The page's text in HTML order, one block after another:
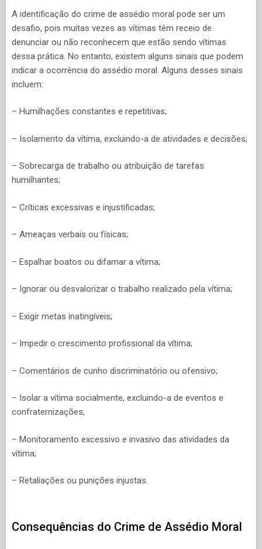
A identificação do crime de assédio moral pode ser um
desafio, pois muitas vezes as vítimas têm receio de
denunciar ou não reconhecem que estão sendo vítimas
dessa prática. No entanto, existem alguns sinais que podem
indicar a ocorrência do assédio moral. Alguns desses sinais
incluem:
– Humilhações constantes e repetitivas;
– Isolamento da vítima, excluindo-a de atividades e decisões;
– Sobrecarga de trabalho ou atribuição de tarefas
humilhantes;
– Críticas excessivas e injustificadas;
– Ameaças verbais ou físicas;
– Espalhar boatos ou difamar a vítima;
– Ignorar ou desvalorizar o trabalho realizado pela vítima;
– Exigir metas inatingíveis;
– Impedir o crescimento profissional da vítima;
– Comentários de cunho discriminatório ou ofensivo;
– Isolar a vítima socialmente, excluindo-a de eventos e
confraternizações;
– Monitoramento excessivo e invasivo das atividades da
vítima;
– Retaliações ou punições injustas.
Consequências do Crime de Assédio Moral